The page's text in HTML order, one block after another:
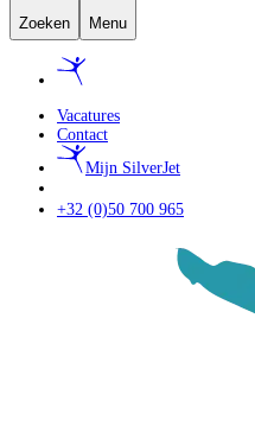
Zoeken Menu
Vacatures
Contact
Mijn SilverJet
+32 (0)50 700 965